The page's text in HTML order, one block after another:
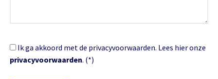
Ik ga akkoord met de privacyvoorwaarden. Lees hier onze
privacyvoorwaarden. (*)